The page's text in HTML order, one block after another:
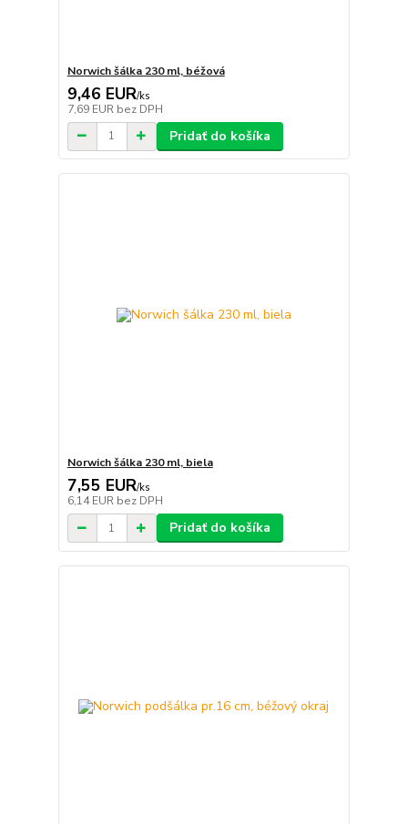
Norwich šálka 230 ml, béžová
9,46 EUR/ks
7,69 EUR bez DPH
Pridať do košíka
Norwich šálka 230 ml, biela
7,55 EUR/ks
6,14 EUR bez DPH
Pridať do košíka